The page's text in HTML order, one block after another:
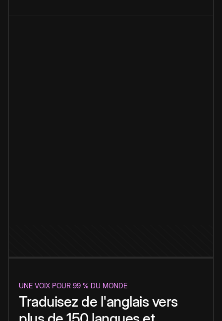
UNE VOIX POUR 99 % DU MONDE
Traduisez de l'anglais vers